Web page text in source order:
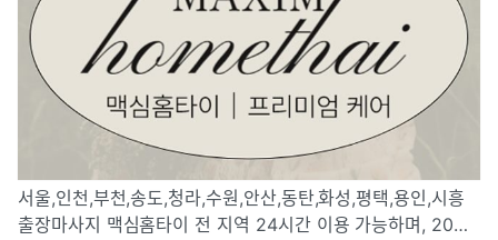
서울,인천,부천,송도,청라,수원,안산,동탄,화성,평택,용인,시흥
출장마사지 맥심홈타이 전 지역 24시간 이용 가능하며, 20대